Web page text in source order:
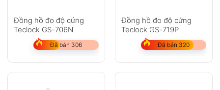
Đồng hồ đo độ cứng
Teclock GS-706N
Đã bán 306
Đồng hồ đo độ cứng
Teclock GS-719P
Đã bán 320